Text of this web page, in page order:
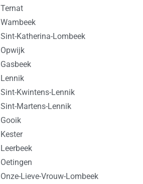
Katherina-Lombeek
Kwintens-Lennik
Martens-Lennik
Lieve-Vrouw-Lombeek